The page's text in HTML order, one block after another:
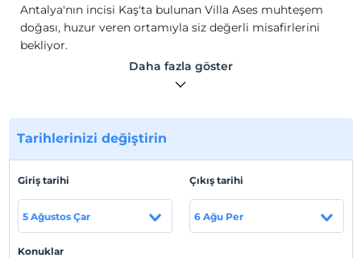
Antalya'nın incisi Kaş'ta bulunan Villa Ases muhteşem
doğası, huzur veren ortamıyla siz değerli misafirlerini
bekliyor.
Ases Villa 2 yatak odası, 2 adet çift kişilik yatak, klima,
elbise dolabı, makyaj masası, balkon, saç kurutma
Tesis lokasyon bilgileri
Ases Villa en yakın markete 1 km., plaja 10 km., Dalaman
Havalimanı'na uzaklık 150 km. uzaklıktadır.
Daha fazla göster
Tarihlerinizi değiştirin
Giriş tarihi
5 Ağustos Çar
Çıkış tarihi
6 Ağu Per
Konuklar